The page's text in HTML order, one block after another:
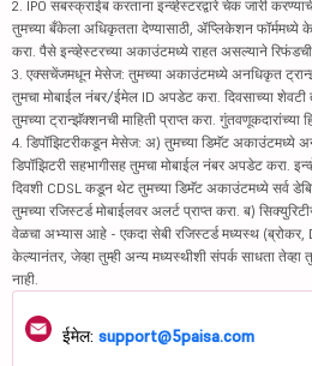
2. IPO सबस्क्राईब करताना इन्व्हेस्टरद्वारे चेक जारी
तुमच्या बँकेला अधिकृतता देण्यासाठी, ॲप्लिकेशन फॉर्ममध्ये
करा. पैसे इन्व्हेस्टरच्या अकाउंटमध्ये राहत असल्याने रिफंडची
3. एक्सचेंजमधून मेसेज: तुमच्या अकाउंटमध्ये अनधिकृत
तुमचा मोबाईल नंबर/ईमेल ID अपडेट करा. दिवसाच्या
तुमच्या ट्रान्झॅक्शनची माहिती प्राप्त करा. गुंतवणूकदारांच्या
4. डिपॉझिटरीकडून मेसेज: अ) तुमच्या डिमॅट अकाउंटमध्ये
डिपॉझिटरी सहभागीसह तुमचा मोबाईल नंबर अपडेट करा.
दिवशी CDSL कडून थेट तुमच्या डिमॅट अकाउंटमध्ये सर्व
तुमच्या रजिस्टर्ड मोबाईलवर अलर्ट प्राप्त करा. ब)
वेळचा अभ्यास आहे - एकदा सेबी रजिस्टर्ड मध्यस्थ (ब्रोकर,
केल्यानंतर, जेव्हा तुम्ही अन्य मध्यस्थीशी संपर्क साधता
नाही.
ईमेल: support@5paisa.com